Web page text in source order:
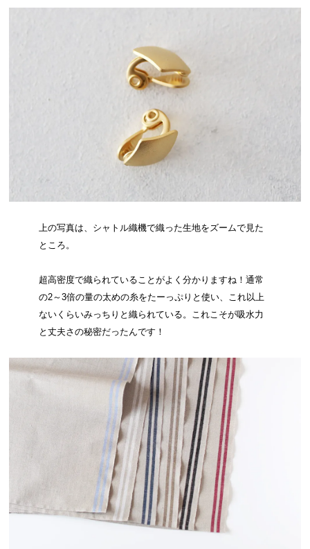
上の写真は、シャトル織機で織った生地をズームで見た
ところ。
超高密度で織られていることがよく分かりますね！通常
の2～3倍の量の太めの糸をたーっぷりと使い、これ以上
ないくらいみっちりと織られている。これこそが吸水力
と丈夫さの秘密だったんです！